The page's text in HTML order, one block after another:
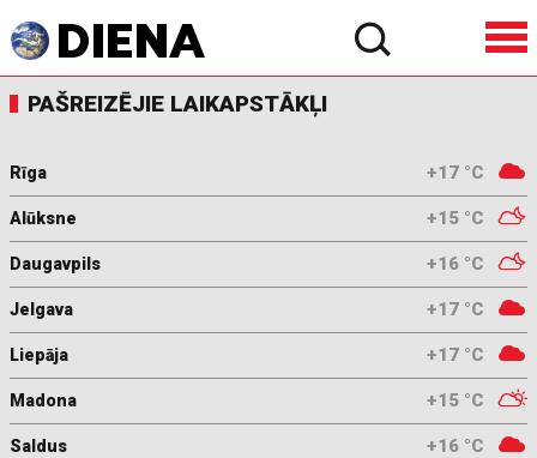
PAŠREIZĒJIE LAIKAPSTĀKĻI
+17 °C
Rīga
+15 °C
Alūksne
+16 °C
Daugavpils
+17 °C
Jelgava
+17 °C
Liepāja
+15 °C
Madona
+16 °C
Saldus